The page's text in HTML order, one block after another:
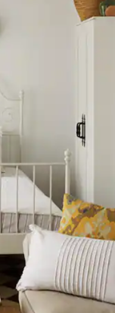
cima e para baixo do